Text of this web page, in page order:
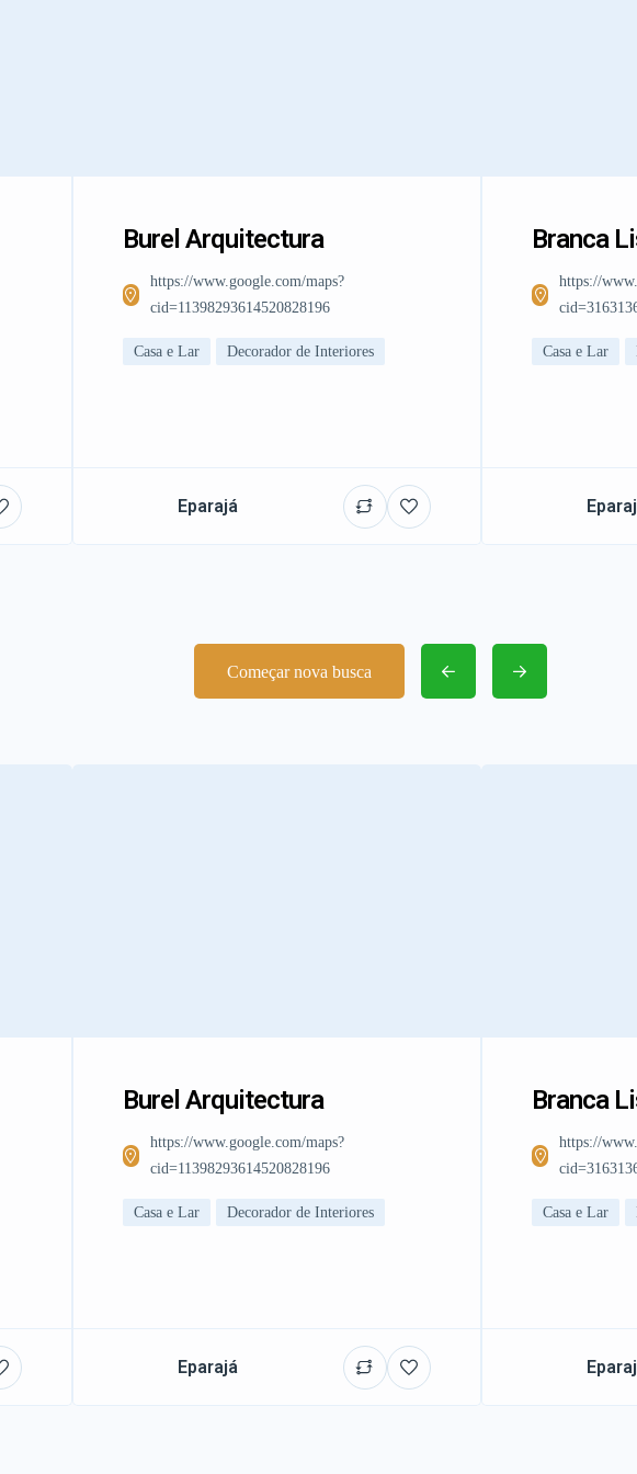
Burel Arquitectura
https://www.google.com/maps?
cid=11398293614520828196
Casa e Lar Decorador de Interiores
Eparajá
Branca
https://
Casa e Lar
Começar nova busca
Burel Arquitectura
https://www.google.com/maps?
cid=11398293614520828196
Casa e Lar Decorador de Interiores
Eparajá
Branca
https://
Casa e Lar